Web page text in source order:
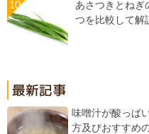
あさつきとねぎ
つを比較して解
味噌汁が酸っぱ
方及びおすすめ